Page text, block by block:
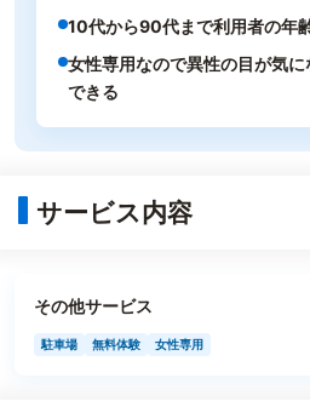
10代から90代まで利用者の年
女性専用なので異性の目が気
できる
サービス内容
その他サービス
駐車場 無料体験 女性専用